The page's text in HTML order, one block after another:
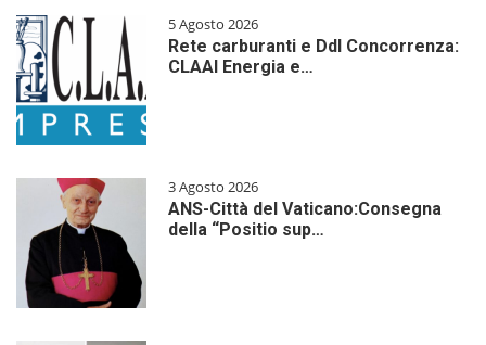
5 Agosto 2026
Rete carburanti e Ddl Concorrenza:
CLAAI Energia e…
3 Agosto 2026
ANS-Città del Vaticano:Consegna
della “Positio sup…